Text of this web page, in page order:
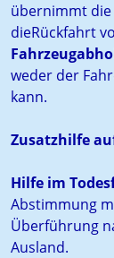
übernimmt
dieRückfahrt
weder der
kann.
Zusatzhilfe
Hilfe im
Abstimmung
Überführung
Ausland.